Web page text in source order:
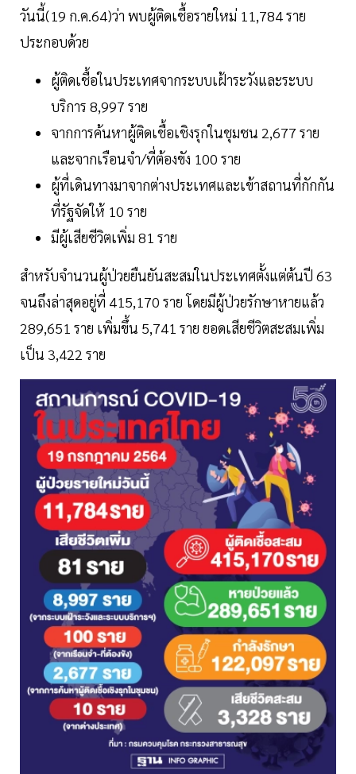
วันนี้(19 ก.ค.64)ว่า พบผู้ติดเชื้อรายใหม่ 11,784 ราย
ประกอบด้วย
ผู้ติดเชื้อในประเทศจากระบบเฝ้าระวังและระบบ
บริการ 8,997 ราย
จากการค้นหาผู้ติดเชื้อเชิงรุกในชุมชน 2,677 ราย
และจากเรือนจำ/ที่ต้องขัง 100 ราย
ผู้ที่เดินทางมาจากต่างประเทศและเข้าสถานที่กักกัน
ที่รัฐจัดให้ 10 ราย
มีผู้เสียชีวิตเพิ่ม 81 ราย
สำหรับจำนวนผู้ป่วยยืนยันสะสมในประเทศตั้งแต่ต้นปี 63
จนถึงล่าสุดอยู่ที่ 415,170 ราย โดยมีผู้ป่วยรักษาหายแล้ว
289,651 ราย เพิ่มขึ้น 5,741 ราย ยอดเสียชีวิตสะสมเพิ่ม
เป็น 3,422 ราย